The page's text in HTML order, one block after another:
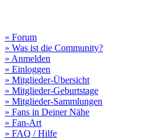
» Forum
» Was ist die Community?
» Anmelden
» Einloggen
» Mitglieder-Übersicht
» Mitglieder-Geburtstage
» Mitglieder-Sammlungen
» Fans in Deiner Nähe
» Fan-Art
» FAQ / Hilfe